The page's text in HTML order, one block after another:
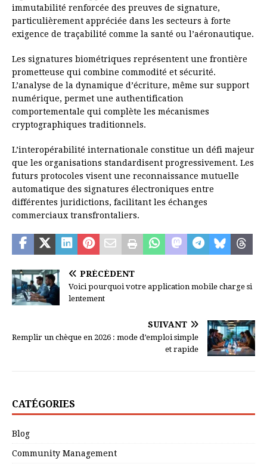
immutabilité renforcée des preuves de signature,
particulièrement appréciée dans les secteurs à forte
exigence de traçabilité comme la santé ou l’aéronautique.
Les signatures biométriques représentent une frontière
prometteuse qui combine commodité et sécurité.
L’analyse de la dynamique d’écriture, même sur support
numérique, permet une authentification
comportementale qui complète les mécanismes
cryptographiques traditionnels.
L’interopérabilité internationale constitue un défi majeur
que les organisations standardisent progressivement. Les
futurs protocoles visent une reconnaissance mutuelle
automatique des signatures électroniques entre
différentes juridictions, facilitant les échanges
commerciaux transfrontaliers.
PRÉCÉDENT
Voici pourquoi votre application mobile charge si
lentement
SUIVANT
Remplir un chèque en 2026 : mode d’emploi simple
et rapide
CATÉGORIES
Blog
Community Management